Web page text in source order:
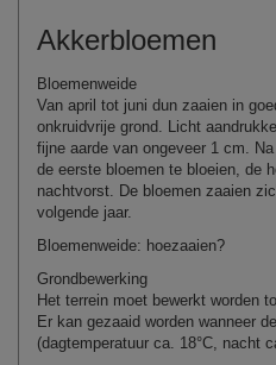
Akkerbloemen
Bloemenweide
Van april tot juni dun zaaien in
onkruidvrije grond. Licht
fijne aarde van ongeveer 1 cm.
de eerste bloemen te bloeien, de
nachtvorst. De bloemen zaaien
volgende jaar.
Bloemenweide: hoezaaien?
Grondbewerking
Het terrein moet bewerkt worden
Er kan gezaaid worden wanneer
(dagtemperatuur ca. 18°C, nacht